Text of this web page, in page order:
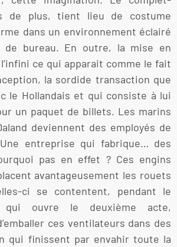
de plus, tient lieu de costume
dans un environnement éclairé
de bureau. En outre, la mise en
ce qui apparait comme le fait
la sordide transaction que
le Hollandais et qui consiste à lui
un paquet de billets. Les marins
deviennent des employés de
entreprise qui fabrique… des
pas en effet ? Ces engins
avantageusement les rouets
ci se contentent, pendant le
qui ouvre le deuxième acte,
ces ventilateurs dans des
qui finissent par envahir toute la